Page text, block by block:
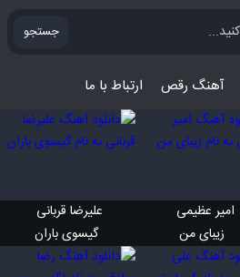
جستجو
آهنگ رقص ارتباط با ما
امیر عظیمی
زیبای من
علیرضا قربانی
گیسوی باران